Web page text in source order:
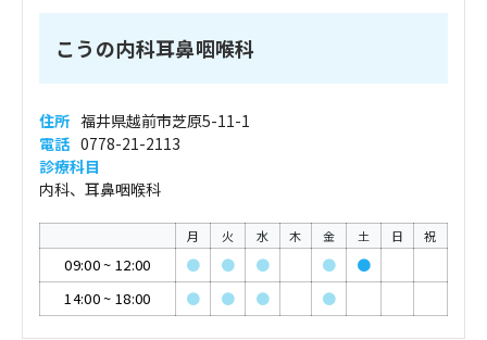
こうの内科耳鼻咽喉科
住所 福井県越前市芝原5-11-1
電話 0778-21-2113
診療科目
内科、耳鼻咽喉科
月 火 水 木 金 土 日 祝
09:00~ 12:00 ● ● ● ●
●
14:00~ 18:00 ● ● ● ●